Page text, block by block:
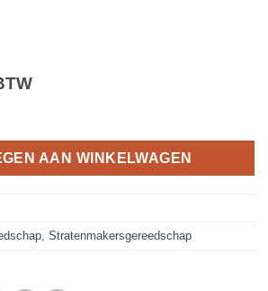
met nylon klos ⌀90mm aantal
AAN WINKELWAGEN
, Stratenmakersgereedschap